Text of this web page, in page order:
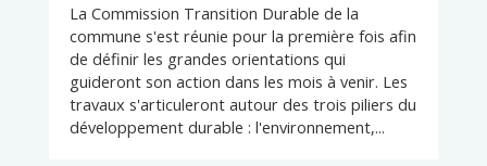
La Commission Transition Durable de la
commune s'est réunie pour la première fois afin
de définir les grandes orientations qui
guideront son action dans les mois à venir. Les
travaux s'articuleront autour des trois piliers du
développement durable : l'environnement,...